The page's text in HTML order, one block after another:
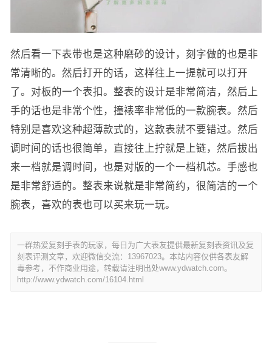
然后看一下表带也是这种磨砂的设计，刻字做的也是非
常清晰的。然后打开的话，这样往上一提就可以打开
了。对板的一个表扣。整表的设计是非常简洁，然后上
手的话也是非常个性，撞裱率非常低的一款腕表。然后
特别是喜欢这种超薄款式的，这款表就不要错过。然后
调时间的话也很简单，直接往上拧就是上链，然后拔出
来一档就是调时间，也是对版的一个一档机芯。手感也
是非常舒适的。整表来说就是非常简约，很简洁的一个
腕表，喜欢的表也可以买来玩一玩。
一群热爱复刻手表的玩家，每日为广大表友提供最新复刻表资讯及复
刻表评测文章，欢迎微信交流：13967023。本站内容仅供各表友解
毒参考，不作商业用途，转载请注明出处www.ydwatch.com。
http://www.ydwatch.com/16104.html